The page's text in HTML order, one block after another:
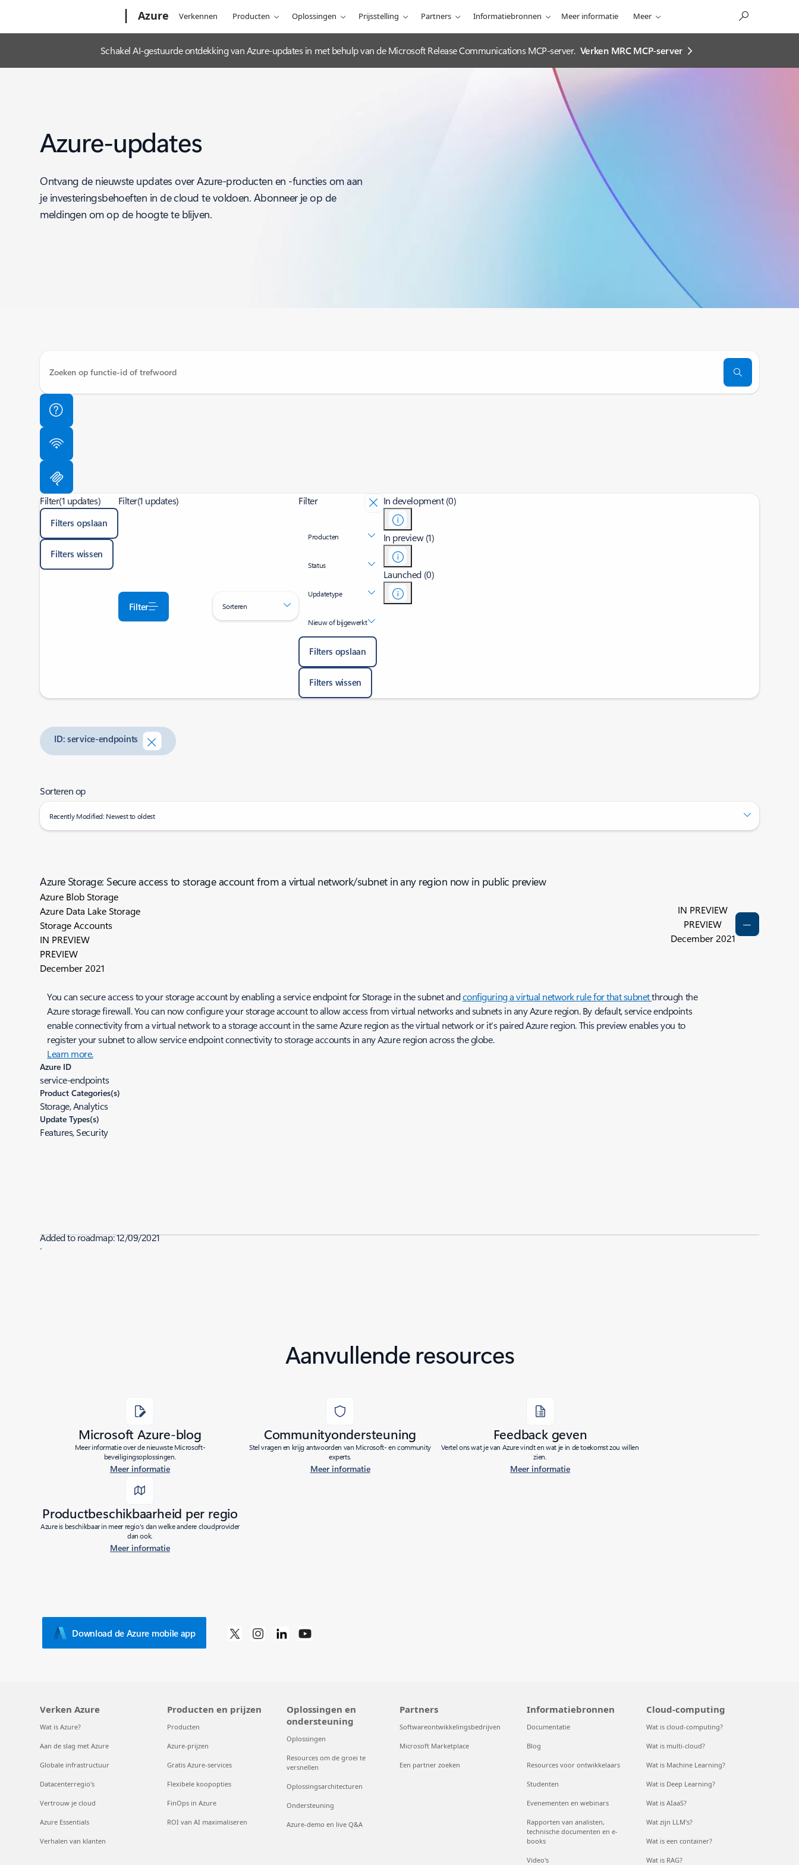
Azure Verkennen Producten Oplossingen Prijsstelling Partners Informatiebronnen Meer informatie Meer
Schakel AI-gestuurde ontdekking van Azure-updates in met behulp van de Microsoft Release Communications MCP-server. Verken MRC MCP-server
Azure-updates
Ontvang de nieuwste updates over Azure-producten en -functies om aan
je investeringsbehoeften in de cloud te voldoen. Abonneer je op de
meldingen om op de hoogte te blijven.
Filter(1 updates)
Filters opslaan
Filters wissen
Filter(1 updates)
Filter Sorteren
Filter
Producten
Status
Updatetype
Nieuw of bijgewerkt
Filters opslaan
Filters wissen
In development (0)
In preview (1)
Launched (0)
ID: service-endpoints
Sorteren op
Recently Modified: Newest to oldest
Azure Storage: Secure access to storage account from a virtual network/subnet in any region now in public preview
Azure Blob Storage
Azure Data Lake Storage
Storage Accounts
IN PREVIEW
PREVIEW
December 2021
IN PREVIEW
PREVIEW
December 2021
You can secure access to your storage account by enabling a service endpoint for Storage in the subnet andconfiguring a virtual network rule for that subnetthrough the
Azure storage firewall. You can now configure your storage account to allow access from virtual networks and subnets in any Azure region. By default, service endpoints
enable connectivity from a virtual network to a storage account in the same Azure region as the virtual network or it's paired Azure region. This preview enables you to
register your subnet to allow service endpoint connectivity to storage accounts in any Azure region across the globe.
Learn more.
Azure ID
service-endpoints
Product Categories(s)
Storage, Analytics
Update Types(s)
Features, Security
Added to roadmap:12/09/2021
|
Aanvullende resources
Microsoft Azure-blog
Meer informatie over de nieuwste Microsoft-
beveiligingsoplossingen.
Meer informatie
Communityondersteuning
Stel vragen en krijg antwoorden van Microsoft- en community
experts.
Meer informatie
Feedback geven
Vertel ons wat je van Azure vindt en wat je in de toekomst zou willen
zien.
Meer informatie
Productbeschikbaarheid per regio
Azure is beschikbaar in meer regio's dan welke andere cloudprovider
dan ook.
Meer informatie
Download de Azure mobile app
Verken Azure
Wat is Azure?
Aan de slag met Azure
Globale infrastructuur
Datacenterregio's
Vertrouw je cloud
Azure Essentials
Verhalen van klanten
Producten en prijzen
Producten
Azure-prijzen
Gratis Azure-services
Flexibele koopopties
FinOps in Azure
ROI van AI maximaliseren
Oplossingen en
ondersteuning
Oplossingen
Resources om de groei te
versnellen
Oplossingsarchitecturen
Ondersteuning
Azure-demo en live Q&A
Partners
Softwareontwikkelingsbedrijven
Microsoft Marketplace
Een partner zoeken
Informatiebronnen
Documentatie
Blog
Resources voor ontwikkelaars
Studenten
Evenementen en webinars
Rapporten van analisten,
technische documenten en e-
books
Video's
Cloud-computing
Wat is cloud-computing?
Wat is multi-cloud?
Wat is Machine Learning?
Wat is Deep Learning?
Wat is AIaaS?
Wat zijn LLM's?
Wat is een container?
Wat is RAG?